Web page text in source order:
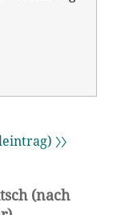
〉〉
(nach